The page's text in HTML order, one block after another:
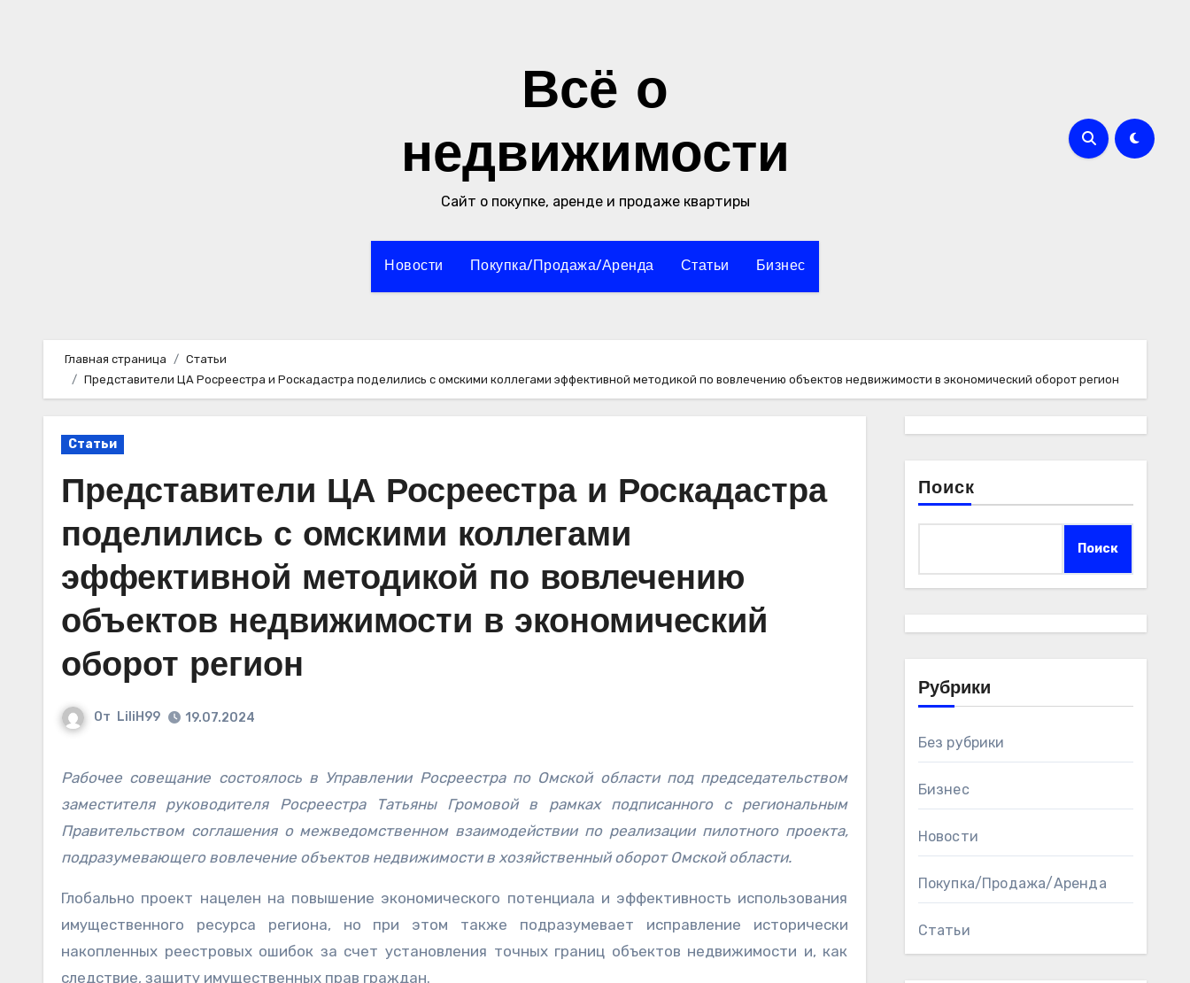
Всё о
недвижимости
Сайт о покупке, аренде и продаже квартиры
Новости Покупка/Продажа/Аренда Статьи Бизнес
Главная страница
Статьи
Представители ЦА Росреестра и Роскадастра поделились с омскими коллегами эффективной методикой по вовлечению объектов недвижимости в экономический оборот регион
Статьи
Представители ЦА Росреестра и Роскадастра
поделились с омскими коллегами
эффективной методикой по вовлечению
объектов недвижимости в экономический
оборот регион
От LiliH99 19.07.2024
Рабочее совещание состоялось в Управлении Росреестра по Омской области под председательством
заместителя руководителя Росреестра Татьяны Громовой в рамках подписанного с региональным
Правительством соглашения о межведомственном взаимодействии по реализации пилотного проекта,
подразумевающего вовлечение объектов недвижимости в хозяйственный оборот Омской области.
Глобально проект нацелен на повышение экономического потенциала и эффективность использования
имущественного ресурса региона, но при этом также подразумевает исправление исторически
накопленных реестровых ошибок за счет установления точных границ объектов недвижимости и, как
следствие, защиту имущественных прав граждан.
Поиск
Поиск
Рубрики
Без рубрики
Бизнес
Новости
Покупка/Продажа/Аренда
Статьи